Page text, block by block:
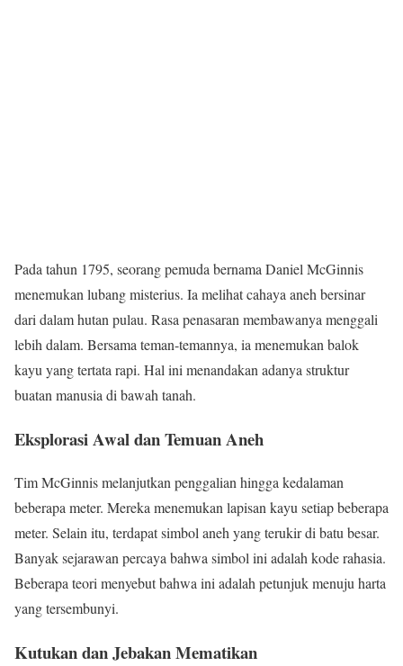
Pada tahun 1795, seorang pemuda bernama Daniel McGinnis
menemukan lubang misterius. Ia melihat cahaya aneh bersinar
dari dalam hutan pulau. Rasa penasaran membawanya menggali
lebih dalam. Bersama teman-temannya, ia menemukan balok
kayu yang tertata rapi. Hal ini menandakan adanya struktur
buatan manusia di bawah tanah.
Eksplorasi Awal dan Temuan Aneh
Tim McGinnis melanjutkan penggalian hingga kedalaman
beberapa meter. Mereka menemukan lapisan kayu setiap beberapa
meter. Selain itu, terdapat simbol aneh yang terukir di batu besar.
Banyak sejarawan percaya bahwa simbol ini adalah kode rahasia.
Beberapa teori menyebut bahwa ini adalah petunjuk menuju harta
yang tersembunyi.
Kutukan dan Jebakan Mematikan